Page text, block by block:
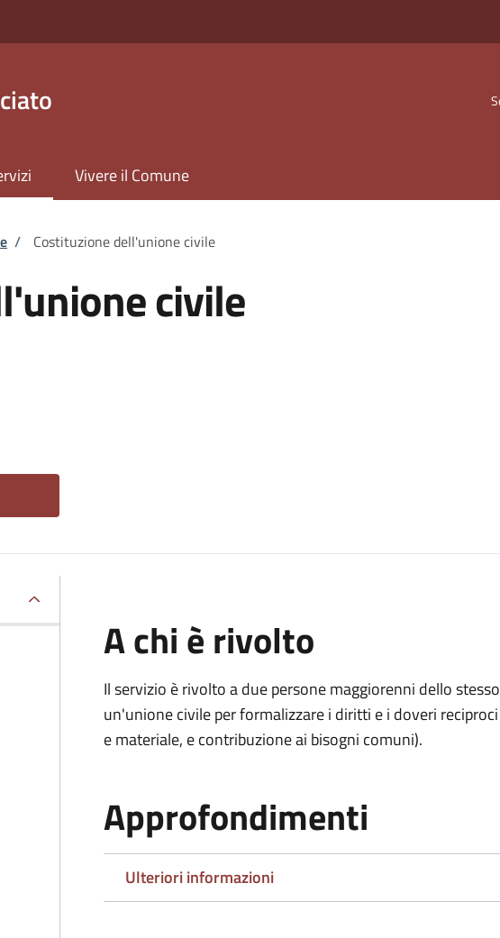
Vivere il Comune
/ Costituzione dell'unione civile
civile
A chi è rivolto
Il servizio è rivolto a due persone maggiorenni dello
un'unione civile per formalizzare i diritti e i doveri
e materiale, e contribuzione ai bisogni comuni).
Approfondimenti
Ulteriori informazioni